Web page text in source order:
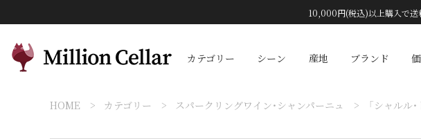
10,000円(税込)以上購入で送
カテゴリー シーン 産地 ブランド 検索
HOME カテゴリー スパークリングワイン・シャンパーニュ 「シャルル